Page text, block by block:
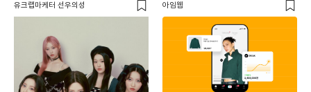
유크랩마케터 선우의성 아임웹